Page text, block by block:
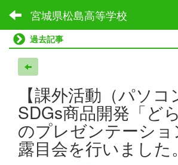
宮城県松島高等学校
過去記事
【課外活動（パソコ
SDGs商品開発「ど
のプレゼンテーシ
露目会を行いました。